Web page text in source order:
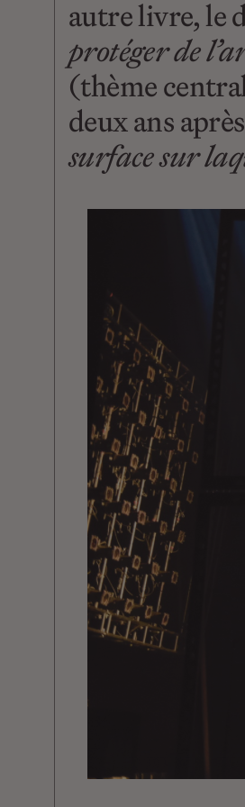
autre livre, le
protéger de
(thème
deux ans
surface sur